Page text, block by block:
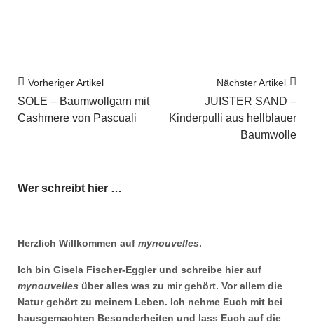
Vorheriger Artikel
SOLE – Baumwollgarn mit
Cashmere von Pascuali
Nächster Artikel
JUISTER SAND –
Kinderpulli aus hellblauer
Baumwolle
Wer schreibt hier …
Herzlich Willkommen auf mynouvelles.
Ich bin Gisela Fischer-Eggler und schreibe hier auf
mynouvelles über alles was zu mir gehört. Vor allem die
Natur gehört zu meinem Leben. Ich nehme Euch mit bei
hausgemachten Besonderheiten und lass Euch auf die